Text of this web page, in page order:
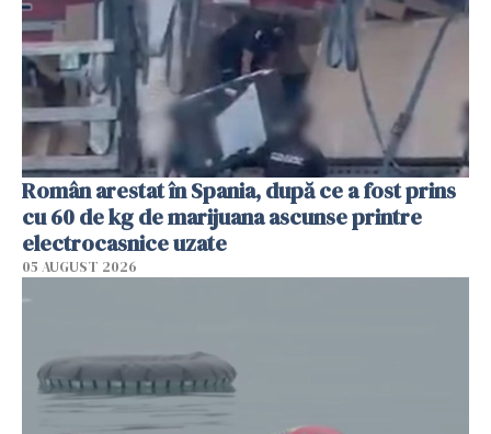
Român arestat în Spania, după ce a fost prins
cu 60 de kg de marijuana ascunse printre
electrocasnice uzate
05 AUGUST 2026